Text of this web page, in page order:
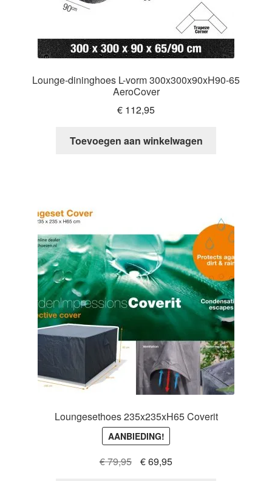
Lounge-dininghoes L-vorm 300x300x90xH90-65
AeroCover
€ 112,95
Toevoegen aan winkelwagen
Loungesethoes 235x235xH65 Coverit
AANBIEDING!
€79,95
Oorspronkelijke
€69,95Huidige